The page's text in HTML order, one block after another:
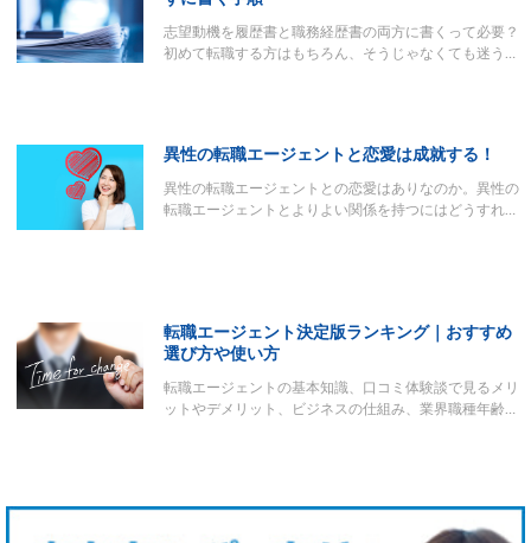
志望動機を履歴書と職務経歴書の両方に書くって必要？
初めて転職する方はもちろん、そうじゃなくても迷う…
異性の転職エージェントと恋愛は成就する！
異性の転職エージェントとの恋愛はありなのか。異性の
転職エージェントとよりよい関係を持つにはどうすれ…
転職エージェント決定版ランキング｜おすすめ
選び方や使い方
転職エージェントの基本知識、口コミ体験談で見るメリ
ットやデメリット、ビジネスの仕組み、業界職種年齢…